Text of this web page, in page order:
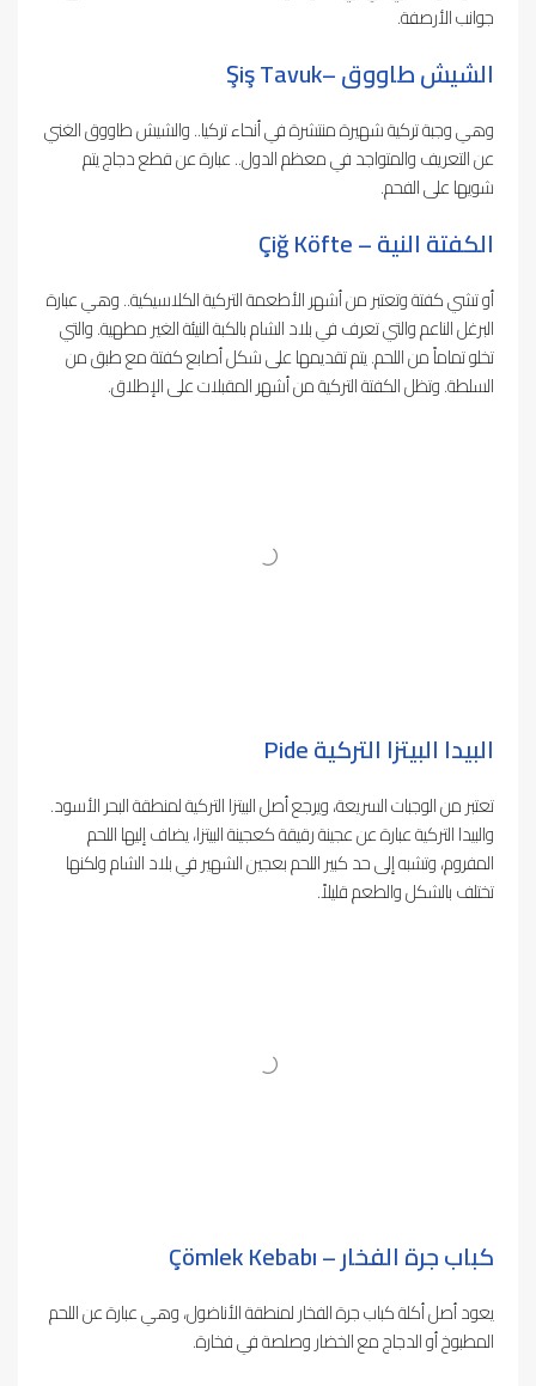
جوانب الأرصفة.
الشيش طاووق –Şiş Tavuk
وهي وجبة تركية شهيرة منتشرة في أنحاء تركيا.. والشيش طاووق الغني
عن التعريف والمتواجد في معظم الدول.. عبارة عن قطع دجاج يتم
شويها على الفحم.
الكفتة النية –
أو تشي كفتة وتعتبر من أشهر الأطعمة التركية الكلاسيكية.. وهي عبارة
البرغل الناعم والتي تعرف في بلاد الشام بالكبة النيئة الغير مطهية. والتي
تخلو تماماً من اللحم. يتم تقديمها على شكل أصابع كفتة مع طبق من
السلطة. وتظل الكفتة التركية من أشهر المقبلات على الإطلاق.
البيدا البيتزا التركية
تعتبر من الوجبات السريعة، ويرجع أصل البيتزا التركية لمنطقة البحر الأسود.
والبيدا التركية عبارة عن عجينة رقيقة كعجينة البيتزا، يضاف إليها اللحم
المفروم، وتشبه إلى حد كبير اللحم بعجين الشهير في بلاد الشام ولكنها
تختلف بالشكل والطعم قليلاً.
كباب جرة الفخار – Çömlek Kebabı
يعود أصل أكلة كباب جرة الفخار لمنطقة الأناضول، وهي عبارة عن اللحم
المطبوخ أو الدجاج مع الخضار وصلصة في فخارة.